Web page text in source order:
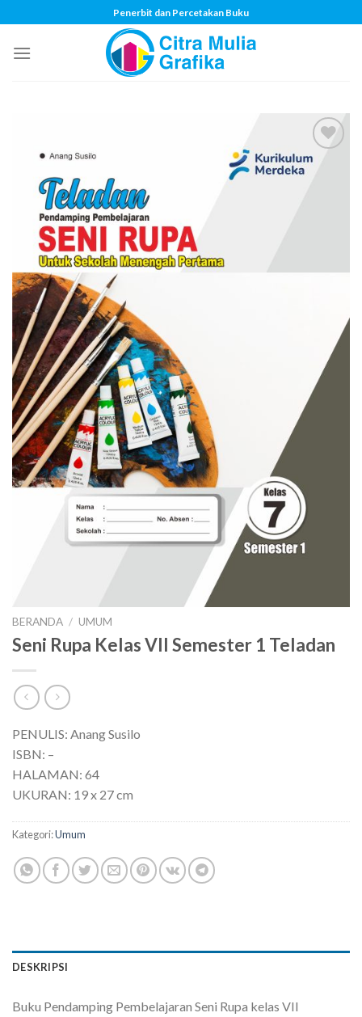
to
content
Penerbit dan Percetakan Buku
BERANDA / UMUM
Seni Rupa Kelas VII Semester 1 Teladan
PENULIS: Anang Susilo
ISBN: –
HALAMAN: 64
UKURAN: 19 x 27 cm
Kategori:Umum
DESKRIPSI
Buku Pendamping Pembelajaran Seni Rupa kelas VII